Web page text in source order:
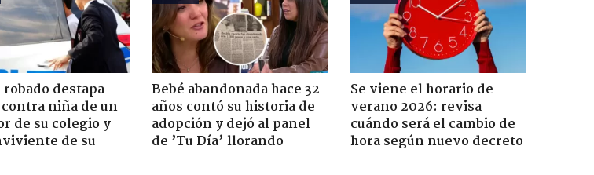
destapa
contra niña de un
de su colegio y
de su
Bebé abandonada hace 32
años contó su historia de
adopción y dejó al panel
de ’Tu Día’ llorando
Se viene el horario de
verano 2026: revisa
cuándo será el cambio de
hora según nuevo decreto